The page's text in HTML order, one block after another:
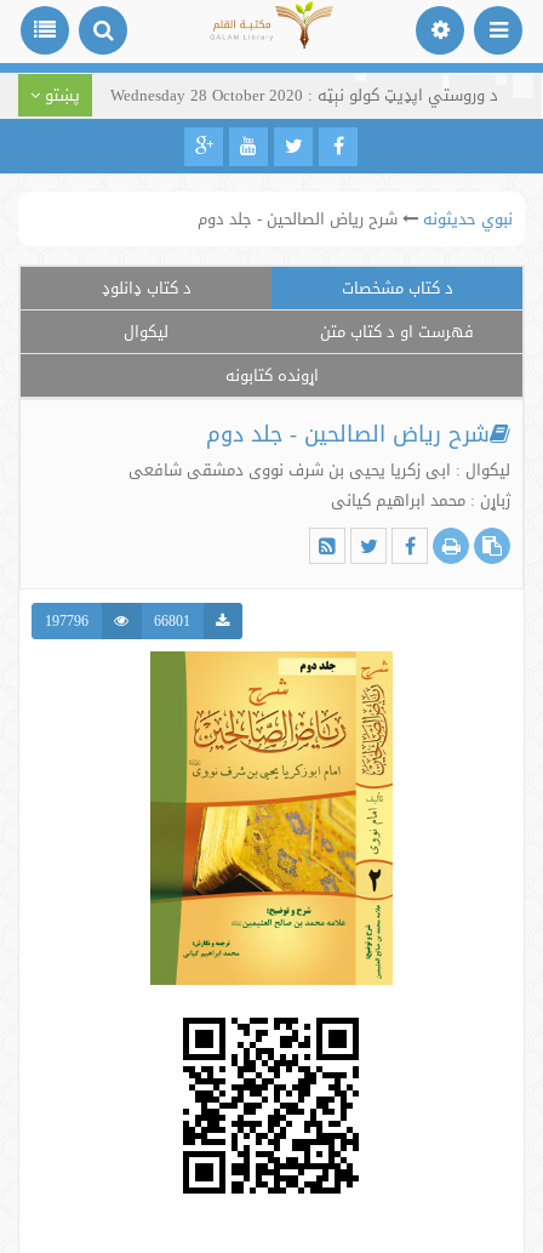
د وروستي اپډیټ کولو نېټه : Wednesday 28 October 2020 پښتو
نبوي حدیثونه شرح ریاض الصالحین - جلد دوم
د کتاب مشخصات
د کتاب ډانلوډ
فهرست او د کتاب متن
لیکوال
اړونده کتابونه
شرح ریاض الصالحین - جلد دوم
لیکوال : ابی زکریا یحیی بن شرف نووی دمشقی شافعی
ژباړن : محمد ابراهیم کیانی
66801
197796